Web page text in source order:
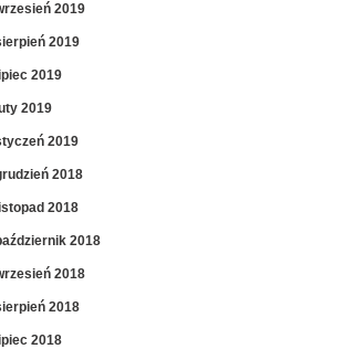
2019
2019
2019
2019
2019
2018
2018
2018
2018
2018
2018